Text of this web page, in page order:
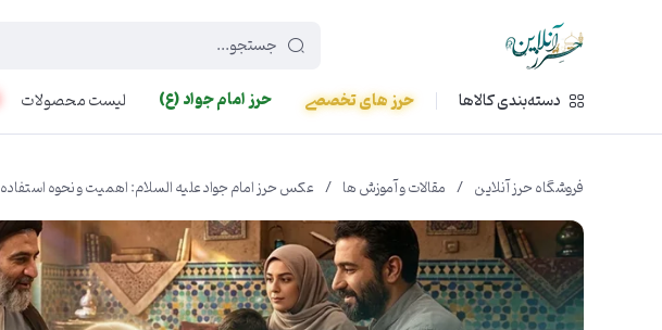
449f43cf-3da2-4422-bb12-2566cb5b8b05
دسته‌بندی کالاها
حرز های تخصصی حرز امام جواد (ع) لیست محصولات
فروشگاه حرز آنلاین / مقالات و آموزش ها / عکس حرز امام جواد علیه السلام: اهمیت و نحوه استفاده